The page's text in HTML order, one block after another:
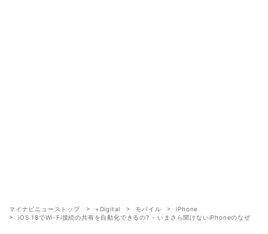
マイナビニューストップ +Digital モバイル
iPhone
iOS 18でWi-Fi接続の共有を自動化できるの? - いまさら聞けないiPhoneのなぜ